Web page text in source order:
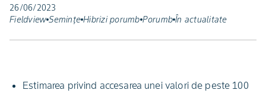
26/06/2023
Fieldview Semințe Hibrizi porumb Porumb În actualitate
Estimarea privind accesarea unei valori de peste 100